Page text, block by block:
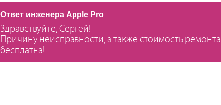
Ответ инженера Apple Pro
Здравствуйте, Сергей!
Причину неисправности, а также стоимость
бесплатна!